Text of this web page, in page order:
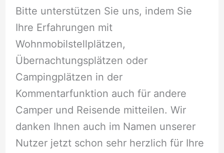
Bitte unterstützen Sie uns, indem Sie
Ihre Erfahrungen mit
Wohnmobilstellplätzen,
Übernachtungsplätzen oder
Campingplätzen in der
Kommentarfunktion auch für andere
Camper und Reisende mitteilen. Wir
danken Ihnen auch im Namen unserer
Nutzer jetzt schon sehr herzlich für Ihre